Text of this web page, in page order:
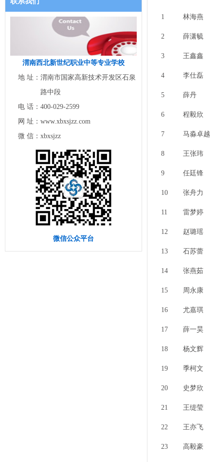
渭南西北新世纪职业中等专业学校
地 址： 渭南市国家高新技术开发区石泉
路中段
电 话： 400-029-2599
网 址： www.xbxsjzz.com
微 信： xbxsjzz
微信公众平台
1 林海燕
2 薛潇毓
3 王鑫鑫
4 李仕磊
5 薛丹
6 程毅欣
7 马淼卓越
8 王张玮
9 任廷锋
10 张舟力
11 雷梦婷
12 赵璐瑶
13 石苏蕾
14 张燕茹
15 周永康
16 尤嘉琪
17 薛一昊
18 杨文辉
19 季柯文
20 史梦欣
21 王缇莹
22 王亦飞
23 高毅豪